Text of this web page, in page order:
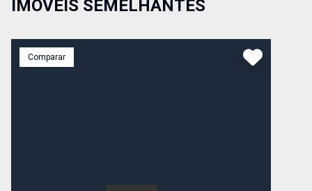
IMÓVEIS SEMELHANTES
Comparar